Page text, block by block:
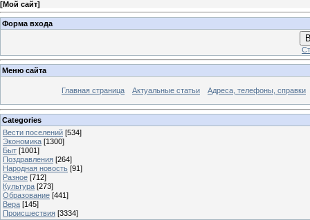
[Мой сайт]
Форма входа
Меню сайта
Главная страница Актуальные статьи Адреса, телефоны, справки
Categories
Вести поселений [534]
Экономика [1300]
Быт [1001]
Поздравления [264]
Народная новость [91]
Разное [712]
Культура [273]
Образование [441]
Вера [145]
Происшествия [3334]